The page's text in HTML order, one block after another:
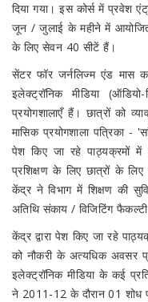
दिया गया। इस कोर्स में प्रवेश
जून / जुलाई के महीने में
के लिए सेवन 40 सीटें हैं।
सेंटर फॉर जर्नलिज्म एंड मास
इलेक्ट्रॉनिक मीडिया
प्रयोगशालाएँ हैं। छात्रों को
मासिक प्रयोगशाला पत्रिका -
पेश किए जा रहे पाठ्यक्रमों में
प्रशिक्षण के लिए छात्रों के
केंद्र ने विभाग में शिक्षण की
अतिथि संकाय / विजिटिंग
केंद्र द्वारा पेश किए जा रहे
को नौकरी के अत्यधिक अवसर
इलेक्ट्रॉनिक मीडिया के कई
ने 2011-12 के दौरान 01 शोध